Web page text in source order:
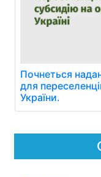
Почнеться
для
України.